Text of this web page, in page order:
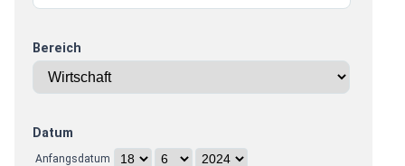
Bereich
Datum
Anfangsdatum